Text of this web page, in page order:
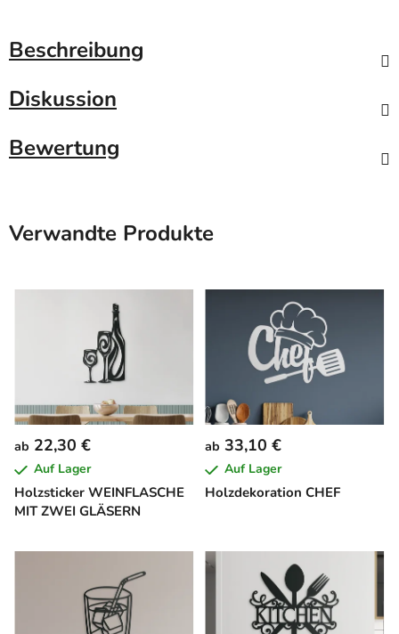
Beschreibung
Diskussion
Bewertung
Verwandte Produkte
Holzsticker WEINFLASCHE
MIT ZWEI GLÄSERN
ab 22,30 €
Auf Lager
Holzdekoration CHEF
ab 33,10 €
Auf Lager